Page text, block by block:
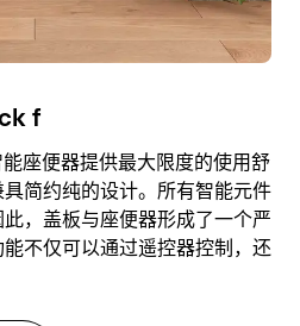
f
座便器提供最大限度的使用舒
简约纯的设计。所有智能元件
，盖板与座便器形成了一个严
不仅可以通过遥控器控制，还